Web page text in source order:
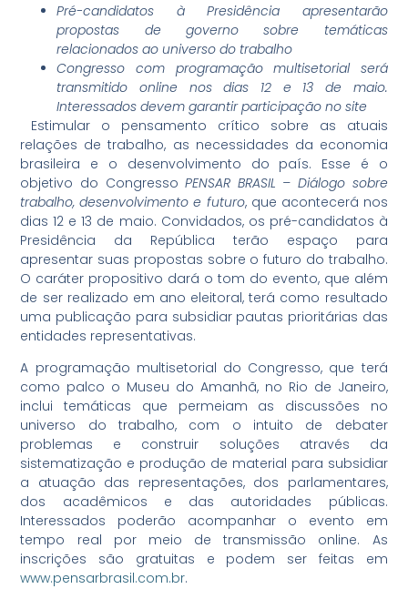
Pré-candidatos à Presidência apresentarão
propostas de governo sobre temáticas
relacionados ao universo do trabalho
Congresso com programação multisetorial será
transmitido online nos dias 12 e 13 de maio.
Interessados devem garantir participação no site
Estimular o pensamento crítico sobre as atuais
relações de trabalho, as necessidades da economia
brasileira e o desenvolvimento do país. Esse é o
objetivo do CongressoPENSAR BRASIL – Diálogo sobre
trabalho, desenvolvimento e futuro, que acontecerá nos
dias 12 e 13 de maio. Convidados, os pré-candidatos à
Presidência da República terão espaço para
apresentar suas propostas sobre o futuro do trabalho.
O caráter propositivo dará o tom do evento, que além
de ser realizado em ano eleitoral, terá como resultado
uma publicação para subsidiar pautas prioritárias das
entidades representativas.
A programação multisetorial do Congresso, que terá
como palco o Museu do Amanhã, no Rio de Janeiro,
inclui temáticas que permeiam as discussões no
universo do trabalho, com o intuito de debater
problemas e construir soluções através da
sistematização e produção de material para subsidiar
a atuação das representações, dos parlamentares,
dos acadêmicos e das autoridades públicas.
Interessados poderão acompanhar o evento em
tempo real por meio de transmissão online. As
inscrições são gratuitas e podem ser feitas em
www.pensarbrasil.com.br.